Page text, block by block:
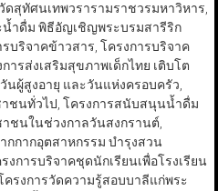
สุทัศนเทพวรารามราชวรมหาวิหาร,
ำดื่ม พิธีอัญเชิญพระบรมสารีริก
บริจาคข้าวสาร, โครงการบริจาค
ารส่งเสริมสุขภาพเด็กไทย เติบโต
นผู้สูงอายุ และวันแห่งครอบครัว,
ชนทั่วไป, โครงการสนับสนุนน้ำดื่ม
ชนในช่วงกาลวันสงกรานต์,
กกากอุตสาหกรรม บำรุงสวน
การบริจาคชุดนักเรียนเพื่อโรงเรียน
รงการวัดความรู้สอบบาลีแก่พระ